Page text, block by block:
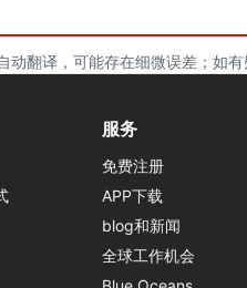
动翻译，可能存在细微误差；如有
服务
免费注册
APP下载
blog和新闻
全球工作机会